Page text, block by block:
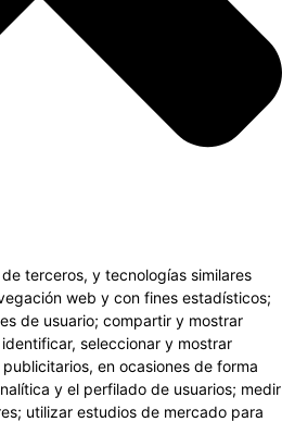
terceros, y tecnologías similares
web y con fines estadísticos;
de usuario; compartir y mostrar
seleccionar y mostrar
en ocasiones de forma
y el perfilado de usuarios; medir
utilizar estudios de mercado para